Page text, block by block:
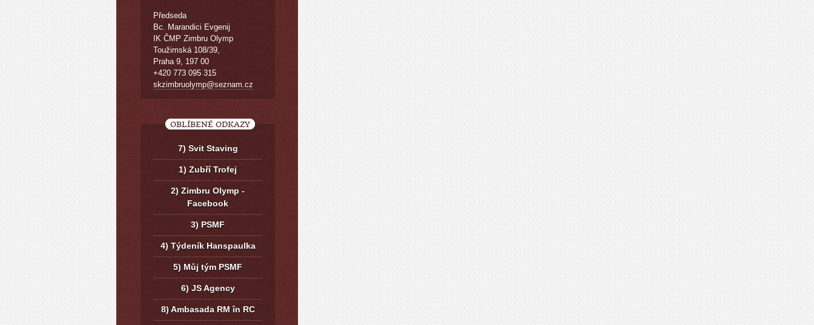
Předseda
Bc. Marandici Evgenij
IK ČMP Zimbru Olymp
Toužimská 108/39,
Praha 9, 197 00
+420 773 095 315
skzimbruolymp@seznam.cz
OBLÍBENÉ ODKAZY
7) Svit Staving
1) Zubří Trofej
2) Zimbru Olymp -
Facebook
3) PSMF
4) Týdeník Hanspaulka
5) Můj tým PSMF
6) JS Agency
8) Ambasada RM în RC